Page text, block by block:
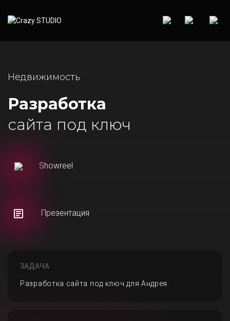
Недвижимость
Разработка
сайта под ключ
Showreel
Презентация
ЗАДАЧА
Разработка сайта под ключ для Андрея.